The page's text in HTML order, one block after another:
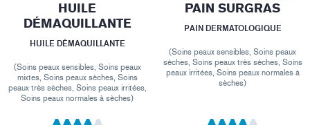
HUILE
DÉMAQUILLANTE
HUILE DÉMAQUILLANTE
(Soins peaux sensibles, Soins peaux
mixtes, Soins peaux sèches, Soins
peaux très sèches, Soins peaux irritées,
Soins peaux normales à sèches)
PAIN SURGRAS
PAIN DERMATOLOGIQUE
(Soins peaux sensibles, Soins peaux
sèches, Soins peaux très sèches, Soins
peaux irritées, Soins peaux normales à
sèches)